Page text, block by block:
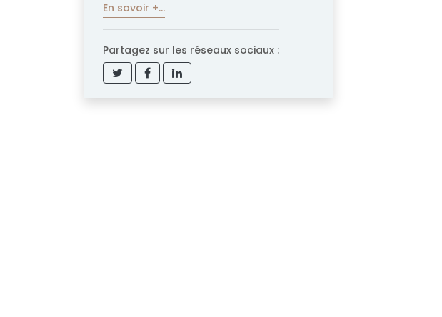
En savoir +...
Partagez sur les réseaux sociaux :